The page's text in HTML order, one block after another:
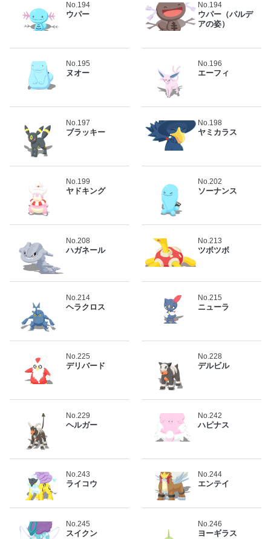
No.194
ウパー
No.194
ウパー（パルデ
アの姿）
No.195
ヌオー
No.196
エーフィ
No.197
ブラッキー
No.198
ヤミカラス
No.199
ヤドキング
No.202
ソーナンス
No.208
ハガネール
No.213
ツボツボ
No.214
ヘラクロス
No.215
ニューラ
No.225
デリバード
No.228
デルビル
No.229
ヘルガー
No.242
ハピナス
No.243
ライコウ
No.244
エンテイ
No.245
スイクン
No.246
ヨーギラス